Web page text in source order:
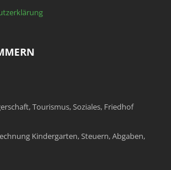
Tourismus, Soziales, Friedhof
Kindergarten, Steuern, Abgaben,